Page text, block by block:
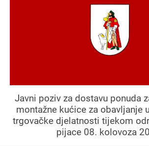
Javni poziv za dostavu ponuda
montažne kućice za obavljanje
trgovačke djelatnosti tijekom
pijace 08. kolovoza